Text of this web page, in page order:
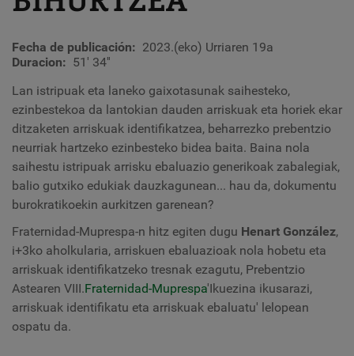
Fecha de publicación
2023.(eko) Urriaren 19a
Duracion
51' 34''
Lan istripuak eta laneko gaixotasunak saihesteko,
ezinbestekoa da lantokian dauden arriskuak eta horiek ekar
ditzaketen arriskuak identifikatzea, beharrezko prebentzio
neurriak hartzeko ezinbesteko bidea baita. Baina nola
saihestu istripuak arrisku ebaluazio generikoak zabalegiak,
balio gutxiko edukiak dauzkagunean... hau da, dokumentu
burokratikoekin aurkitzen garenean?
Fraternidad-Muprespa-n hitz egiten dugu Henart González,
i+3ko aholkularia, arriskuen ebaluazioak nola hobetu eta
arriskuak identifikatzeko tresnak ezagutu, Prebentzio
Astearen VIII.Fraternidad-Muprespa'Ikuezina ikusarazi,
arriskuak identifikatu eta arriskuak ebaluatu' lelopean
ospatu da.